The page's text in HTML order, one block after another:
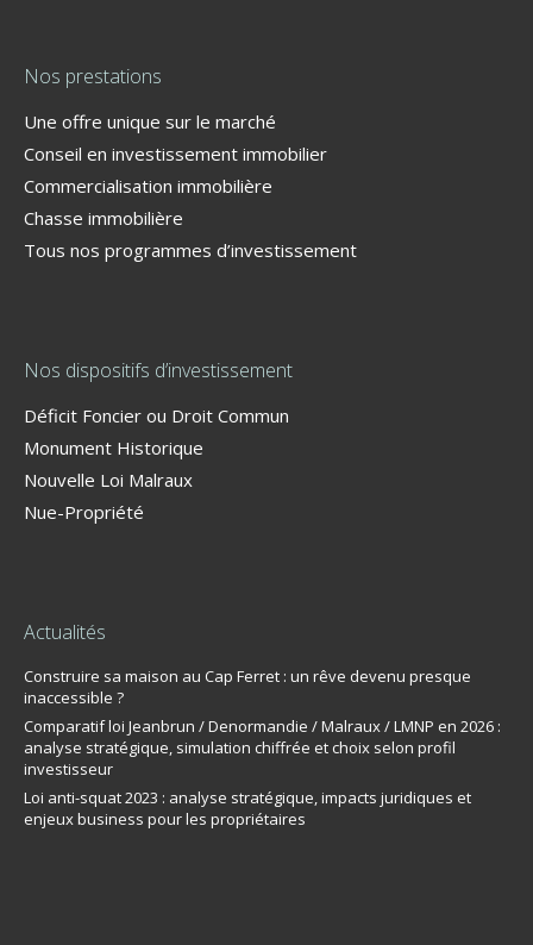
Nos prestations
Une offre unique sur le marché
Conseil en investissement immobilier
Commercialisation immobilière
Chasse immobilière
Tous nos programmes d’investissement
Nos dispositifs d’investissement
Déficit Foncier ou Droit Commun
Monument Historique
Nouvelle Loi Malraux
Nue-Propriété
Actualités
Construire sa maison au Cap Ferret : un rêve devenu presque
inaccessible ?
Comparatif loi Jeanbrun / Denormandie / Malraux / LMNP en 2026 :
analyse stratégique, simulation chiffrée et choix selon profil
investisseur
Loi anti-squat 2023 : analyse stratégique, impacts juridiques et
enjeux business pour les propriétaires